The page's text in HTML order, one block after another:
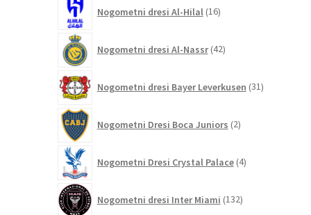
Nogometni dresi Al-Hilal 16izdelkov
Nogometni dresi Al-Nassr 42izdelkov
Nogometni dresi Bayer Leverkusen 31izdelkov
Nogometni Dresi Boca Juniors 2izdelka
Nogometni Dresi Crystal Palace 4izdelki
Nogometni dresi Inter Miami 132izdelkov